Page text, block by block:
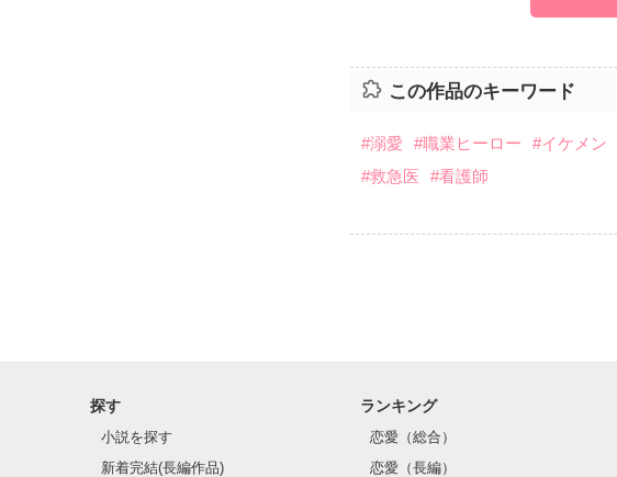
この作品のキーワード
#溺愛 #職業ヒーロー #イケメン
#救急医
#看護師
探す
小説を探す
新着完結(長編作品)
ランキング
恋愛（総合）
恋愛（長編）